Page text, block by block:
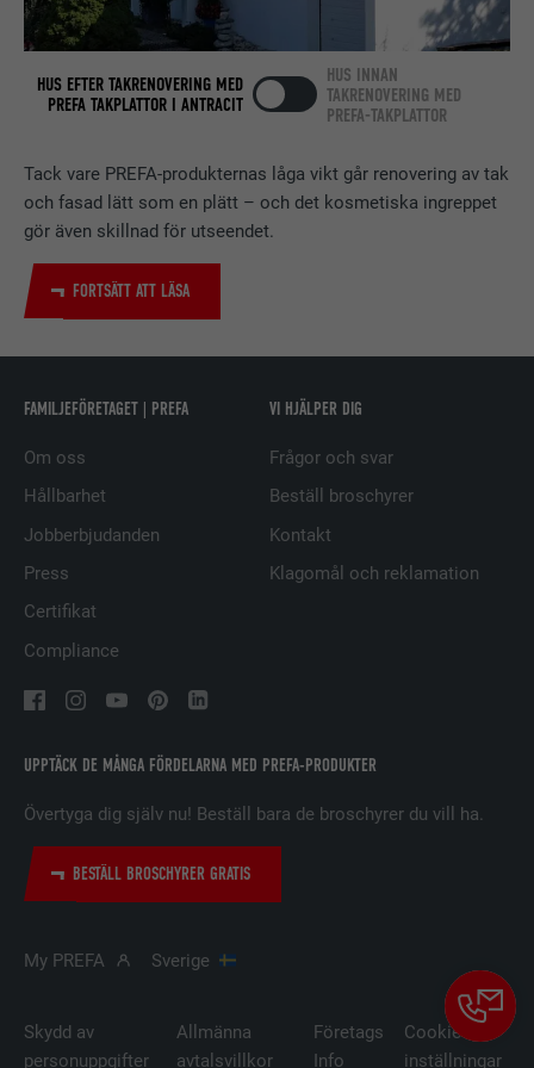
Tack vare PREFA-produkternas låga vikt går renovering av tak
och fasad lätt som en plätt – och det kosmetiska ingreppet
gör även skillnad för utseendet.
FORTSÄTT ATT LÄSA
HUS EFTER TAKRENOVERING MED
PREFA TAKPLATTOR I ANTRACIT
HUS INNAN
TAKRENOVERING MED
PREFA-TAKPLATTOR
UPPTÄCK DE MÅNGA FÖRDELARNA MED PREFA-PRODUKTER
Övertyga dig själv nu! Beställ bara de broschyrer du vill ha.
BESTÄLL BROSCHYRER GRATIS
FAMILJEFÖRETAGET | PREFA
Om oss
Hållbarhet
Jobberbjudanden
Press
Certifikat
Compliance
VI HJÄLPER DIG
Frågor och svar
Beställ broschyrer
Kontakt
Klagomål och reklamation
My PREFA Sverige
Skydd av
personuppgifter
Allmänna
avtalsvillkor
Företags
Info
Cookie-
inställningar
ÄNDAMÅL
Används av den sociala
nätverkstjänsten LinkedIn för att
spåra användningen av inbäddade
tjänster.
EFTERNAMN bscookie
LEVERANTÖRER LinkedIn
PROCEDUR
nätverkstjänsten LinkedIn för att
EFTERNAMN UserMatchHistory
LEVERANTÖRER
PROCEDUR
ÄNDAMÅL
relevanta annonser baserat på
EFTERNAMN lidc
LEVERANTÖRER LinkedIn
nätverkstjänsten LinkedIn för att
spåra användningen av inbäddade
tjänster.